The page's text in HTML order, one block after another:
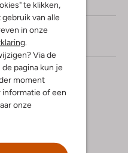
te klikken,
van alle
in onze
.
Via de
pagina kun je
moment
informatie of een
onze